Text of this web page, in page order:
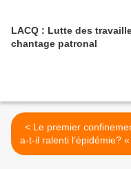
LACQ : Lutte des
chantage patronal
< Le premier confinement
a-t-il ralenti l’épidémie?
n'est pas vrai», selon